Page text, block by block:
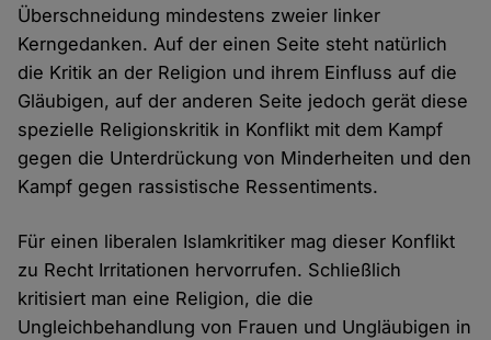
Überschneidung mindestens zweier linker
Kerngedanken. Auf der einen Seite steht natürlich
die Kritik an der Religion und ihrem Einfluss auf die
Gläubigen, auf der anderen Seite jedoch gerät diese
spezielle Religionskritik in Konflikt mit dem Kampf
gegen die Unterdrückung von Minderheiten und den
Kampf gegen rassistische Ressentiments.
Für einen liberalen Islamkritiker mag dieser Konflikt
zu Recht Irritationen hervorrufen. Schließlich
kritisiert man eine Religion, die die
Ungleichbehandlung von Frauen und Ungläubigen in